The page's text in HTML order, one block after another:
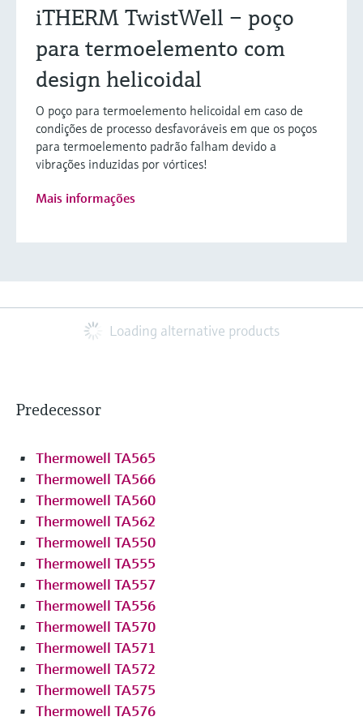
iTHERM TwistWell – poço
para termoelemento com
design helicoidal
O poço para termoelemento helicoidal em caso de
condições de processo desfavoráveis em que os poços
para termoelemento padrão falham devido a
vibrações induzidas por vórtices!
Mais informações
Loading alternative products
Predecessor
Thermowell TA565
Thermowell TA566
Thermowell TA560
Thermowell TA562
Thermowell TA550
Thermowell TA555
Thermowell TA557
Thermowell TA556
Thermowell TA570
Thermowell TA571
Thermowell TA572
Thermowell TA575
Thermowell TA576